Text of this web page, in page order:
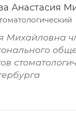
Анастасия
Михайловна